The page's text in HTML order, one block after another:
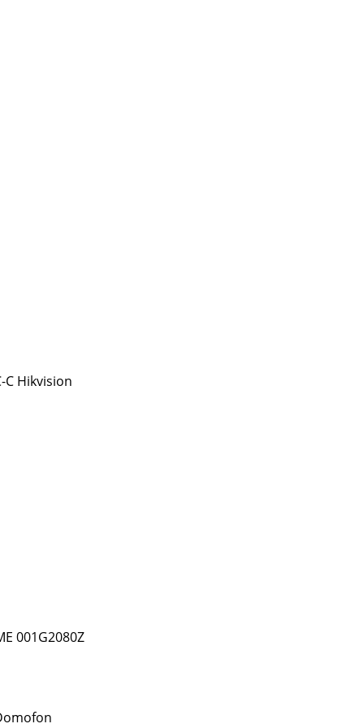
C Hikvision
001G2080Z